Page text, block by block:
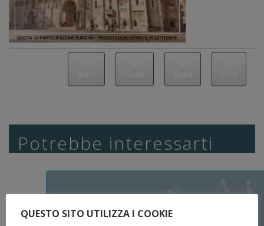
Potrebbe interessarti
QUESTO SITO UTILIZZA I COOKIE